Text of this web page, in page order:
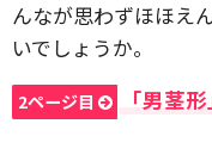
んなが思わずほほえ
いでしょうか。
2ページ目 「男茎